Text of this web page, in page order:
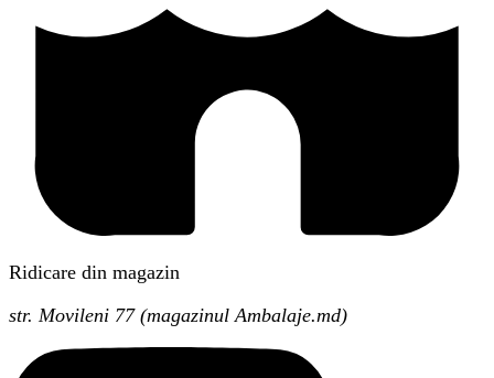
Ridicare din magazin
str. Movileni 77 (magazinul Ambalaje.md)